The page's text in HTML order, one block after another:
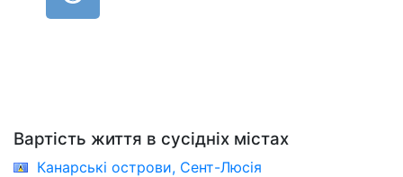
Вартість життя в сусідніх містах
Канарські острови, Сент-Люсія